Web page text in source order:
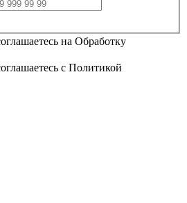
на Обработку
с Политикой